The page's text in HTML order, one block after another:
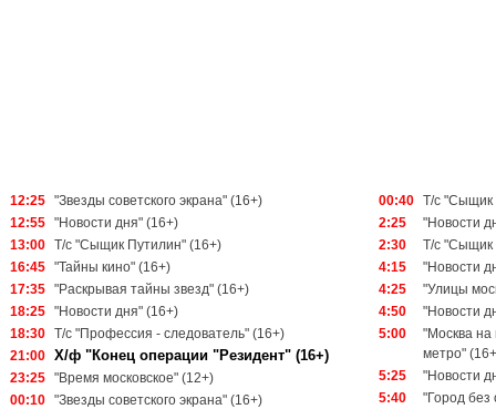
12:25 "Звезды советского экрана" (16+)
12:55 "Новости дня" (16+)
13:00 Т/с "Сыщик Путилин" (16+)
16:45 "Тайны кино" (16+)
17:35 "Раскрывая тайны звезд" (16+)
18:25 "Новости дня" (16+)
18:30 Т/с "Профессия - следователь" (16+)
21:00 Х/ф "Конец операции "Резидент" (16+)
23:25 "Время московское" (12+)
00:10 "Звезды советского экрана" (16+)
00:40 Т/с "Сыщик
2:25
"Новости
2:30
Т/с "Сыщик
4:15
"Новости
4:25
"Улицы
4:50
"Новости
5:00
"Москва на
метро"
5:25
"Новости
5:40
"Город без